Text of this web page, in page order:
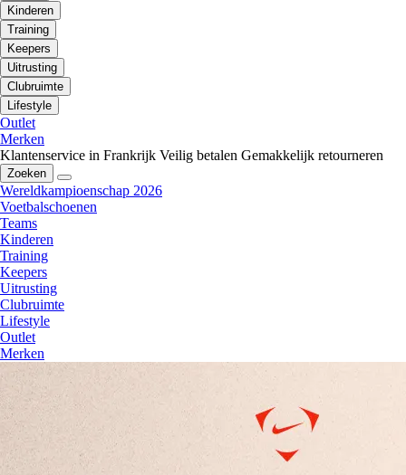
Kinderen
Training
Keepers
Uitrusting
Clubruimte
Lifestyle
Outlet
Merken
Klantenservice in Frankrijk Veilig betalen Gemakkelijk retourneren
Zoeken
Wereldkampioenschap 2026
Voetbalschoenen
Teams
Kinderen
Training
Keepers
Uitrusting
Clubruimte
Lifestyle
Outlet
Merken